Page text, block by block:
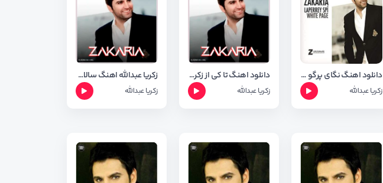
دانلود اهنگ نگای پرگو از زکریا عبدالله
زکریا عبدالله
دانلود اهنگ تا کی از زکریا عبدالله + شعر اهنگ
زکریا عبدالله
زکریا عبدالله اهنگ سالانه با کیفیت ۳۲۰
زکریا عبدالله